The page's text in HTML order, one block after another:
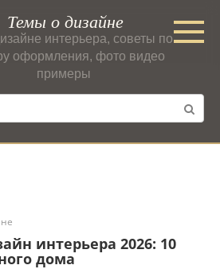
Темы о дизайне
интерьера, советы по
оформления, фото видео
примеры
интерьера 2026: 10
дома